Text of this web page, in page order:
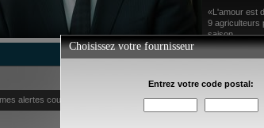
«L'amour est
9 agriculteurs
saison
alertes courriel